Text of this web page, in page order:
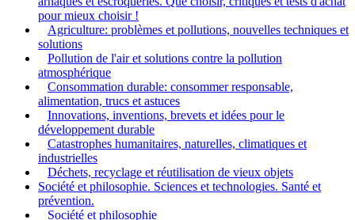
pour mieux choisir !
Agriculture: problèmes et pollutions, nouvelles techniques et
solutions
Pollution de l'air et solutions contre la pollution
atmosphérique
Consommation durable: consommer responsable,
alimentation, trucs et astuces
Innovations, inventions, brevets et idées pour le
développement durable
Catastrophes humanitaires, naturelles, climatiques et
industrielles
Déchets, recyclage et réutilisation de vieux objets
Société et philosophie. Sciences et technologies. Santé et
prévention.
Société et philosophie